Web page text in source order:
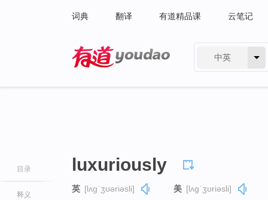
词典 翻译 有道精品课 云笔记
中英
目录
释义
luxuriously
英 [lʌɡˈʒʊəriəsli] 美 [lʌɡˈʒʊriəsli]